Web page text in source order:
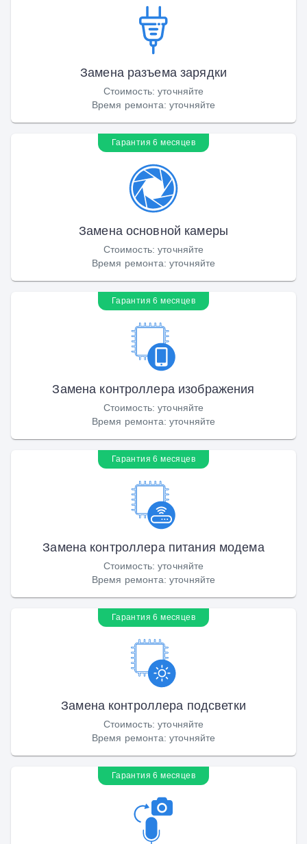
Замена разъема зарядки
Стоимость:уточняйте
Время ремонта: уточняйте
Гарантия 6 месяцев
Замена основной камеры
Стоимость:уточняйте
Время ремонта: уточняйте
Гарантия 6 месяцев
Замена контроллера изображения
Стоимость:уточняйте
Время ремонта: уточняйте
Гарантия 6 месяцев
Замена контроллера питания модема
Стоимость:уточняйте
Время ремонта: уточняйте
Гарантия 6 месяцев
Замена контроллера подсветки
Стоимость:уточняйте
Время ремонта: уточняйте
Гарантия 6 месяцев